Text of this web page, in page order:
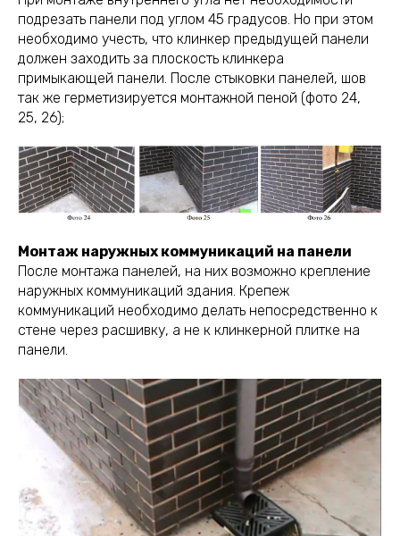
подрезать панели под углом 45 градусов. Но при этом
необходимо учесть, что клинкер предыдущей панели
должен заходить за плоскость клинкера
примыкающей панели. После стыковки панелей, шов
так же герметизируется монтажной пеной (фото 24,
25, 26);
Монтаж наружных коммуникаций на панели
После монтажа панелей, на них возможно крепление
наружных коммуникаций здания. Крепеж
коммуникаций необходимо делать непосредственно к
стене через расшивку, а не к клинкерной плитке на
панели.